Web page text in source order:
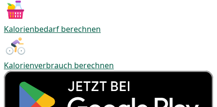
Kalorienbedarf berechnen
Kalorienverbrauch berechnen